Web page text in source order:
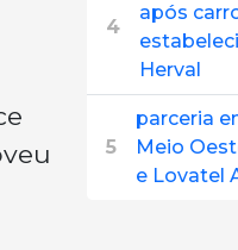
4
após
Herval
5
parceria
Meio
e Lovatel